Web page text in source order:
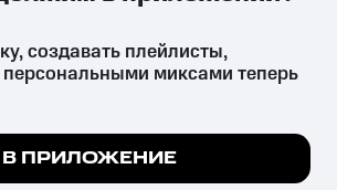
их аналогов причиняет вред здоровью,
запрещён и влечёт установленную
куки, чтобы на сайте все
создавать плейлисты,
миксами теперь
В ПРИЛОЖЕНИЕ